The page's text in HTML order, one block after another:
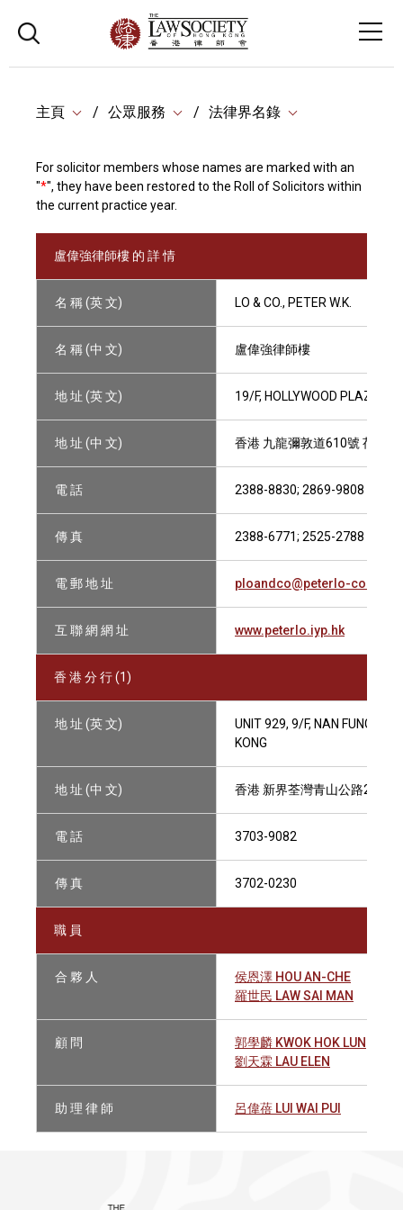
主頁 公眾服務 法律界名錄
For solicitor members whose names are marked with an
"*", they have been restored to the Roll of Solicitors within
the current practice year.
盧偉強律師樓 的 詳 情
名 稱 (英 文) LO & CO., PETER W.K.
名 稱 (中 文) 盧偉強律師樓
地 址 (英 文) 19/F, HOLLYWOOD PLAZA,
地 址 (中 文) 香港 九龍彌敦道610號 荷李
電 話 2388-8830; 2869-9808
傳 真 2388-6771; 2525-2788
電 郵 地 址 ploandco@peterlo-
互 聯 網 網 址 www.peterlo.iyp.hk
香 港 分 行 (1)
地 址 (英 文)
UNIT 929, 9/F, NAN FUNG
KONG
地 址 (中 文) 香港 新界荃灣青山公路264-
電 話 3703-9082
傳 真 3702-0230
職 員
合 夥 人
侯恩澤 HOU AN-CHE
羅世民 LAW SAI MAN
顧 問
郭學麟 KWOK HOK LUN
劉天霖 LAU ELEN
助 理 律 師 呂偉蓓 LUI WAI PUI